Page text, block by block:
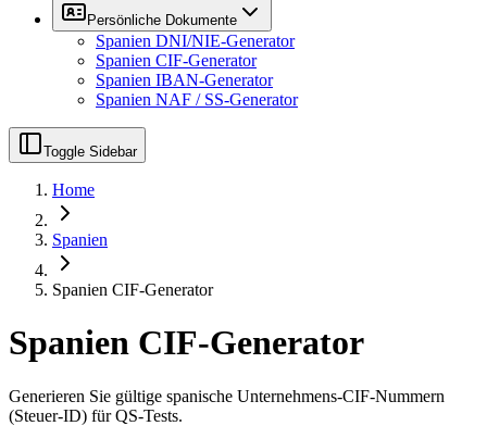
Persönliche Dokumente
Spanien DNI/NIE-Generator
Spanien CIF-Generator
Spanien IBAN-Generator
Spanien NAF / SS-Generator
Toggle Sidebar
Home
Spanien
Spanien CIF-Generator
Spanien CIF-Generator
Generieren Sie gültige spanische Unternehmens-CIF-Nummern
(Steuer-ID) für QS-Tests.